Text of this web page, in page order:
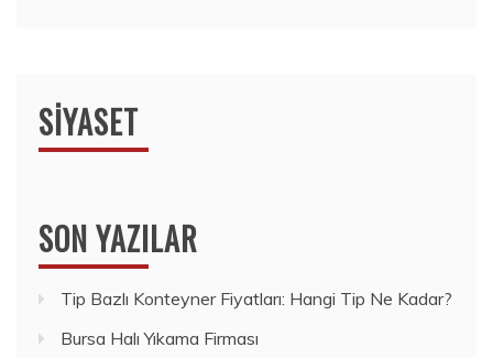
SIYASET
SON YAZILAR
Tip Bazlı Konteyner Fiyatları: Hangi Tip Ne Kadar?
Bursa Halı Yıkama Firması